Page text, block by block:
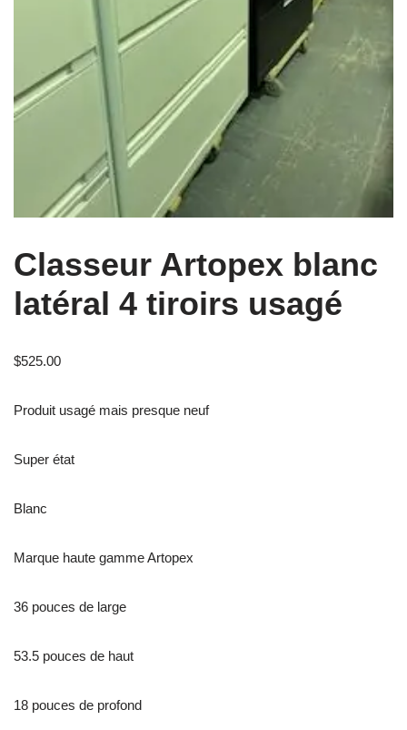
Classeur Artopex blanc
latéral 4 tiroirs usagé
$525.00
Produit usagé mais presque neuf
Super état
Blanc
Marque haute gamme Artopex
36 pouces de large
53.5 pouces de haut
18 pouces de profond